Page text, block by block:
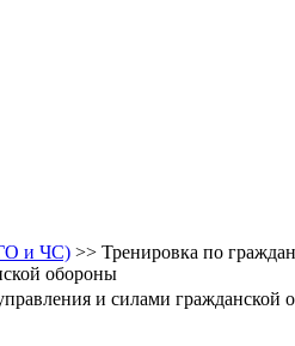
и ЧС) >> Тренировка по
обороны
и силами гражданской